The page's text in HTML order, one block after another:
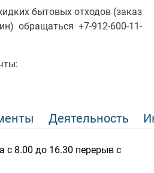
бытовых отходов (заказ
обращаться +7-912-600-11-
Деятельность
с 8.00 до 16.30 перерыв с